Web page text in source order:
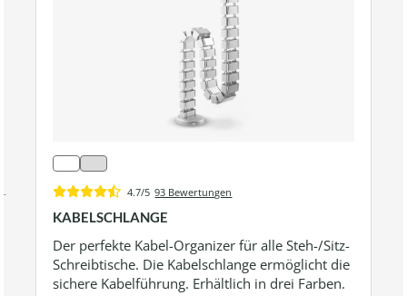
4.7/5 93 Bewertungen
KABELSCHLANGE
Der perfekte Kabel-Organizer für alle Steh-/Sitz-
Schreibtische. Die Kabelschlange ermöglicht die
sichere Kabelführung. Erhältlich in drei Farben.